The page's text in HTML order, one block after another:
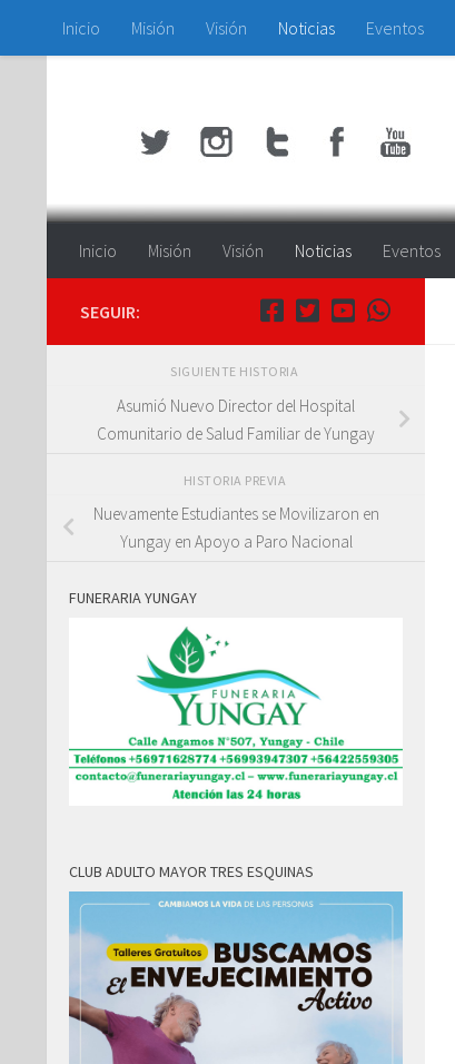
Saltar al contenido
Inicio Misión Visión Noticias Eventos
Inicio Misión Visión Noticias Eventos
SEGUIR:
SIGUIENTE HISTORIA
Asumió Nuevo Director del Hospital
Comunitario de Salud Familiar de Yungay
HISTORIA PREVIA
Nuevamente Estudiantes se Movilizaron en
Yungay en Apoyo a Paro Nacional
FUNERARIA YUNGAY
CLUB ADULTO MAYOR TRES ESQUINAS